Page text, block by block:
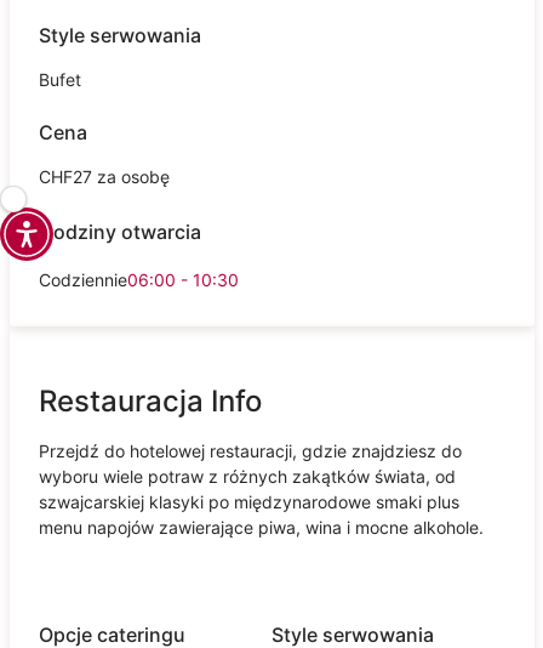
Style serwowania
Bufet
Cena
CHF27 za osobę
Godziny otwarcia
Codziennie06:00 - 10:30
Restauracja Info
Przejdź do hotelowej restauracji, gdzie znajdziesz do
wyboru wiele potraw z różnych zakątków świata, od
szwajcarskiej klasyki po międzynarodowe smaki plus
menu napojów zawierające piwa, wina i mocne alkohole.
Opcje cateringu Style serwowania